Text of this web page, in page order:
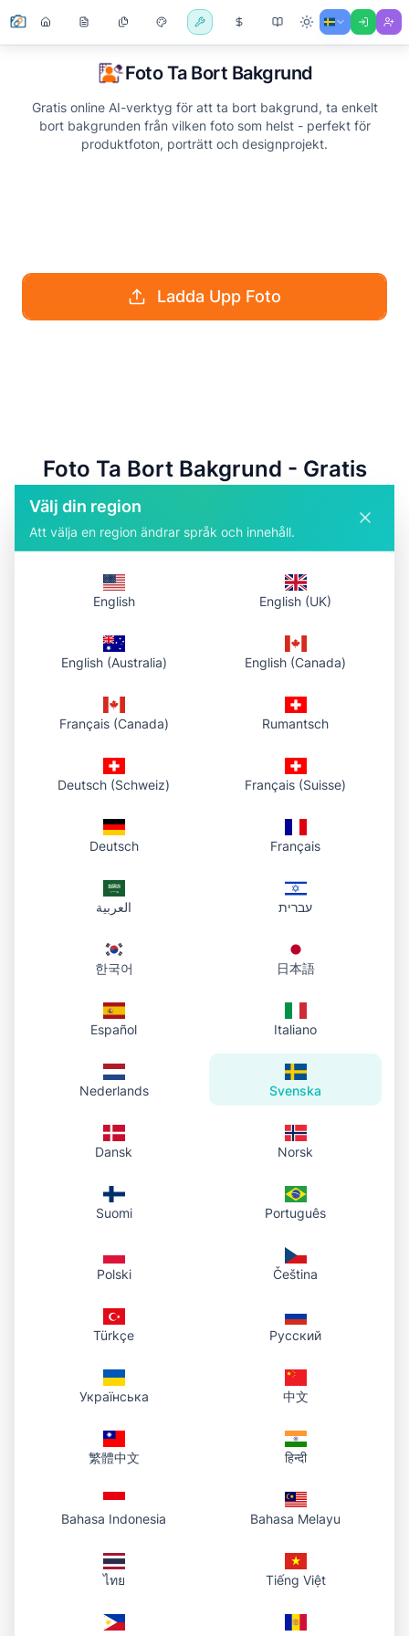
Foto Ta Bort Bakgrund
Gratis online AI-verktyg för att ta bort bakgrund, ta enkelt
bort bakgrunden från vilken foto som helst - perfekt för
produktfoton, porträtt och designprojekt.
Ladda Upp Foto
Foto Ta Bort Bakgrund - Gratis
Online AI Bakgrundsborttagare
Foto Ta Bort Bakgrund är ett gratis online AI-drivet verktyg
genomskinliga PNG-bilder direkt med vår avancerade
bakgrundsborttagningsteknologi. Perfekt för produktfoton,
krävs - ladda upp, bearbeta och ladda ner på sekunder.
Välj din region
Att välja en region ändrar språk och innehåll.
English English (UK)
English (Australia) English (Canada)
Français (Canada) Rumantsch
Deutsch (Schweiz) Français (Suisse)
Deutsch Français
العربية עברית
한국어 日本語
Español Italiano
Nederlands Svenska
Dansk Norsk
Suomi Português
Polski Čeština
Türkçe Русский
Українська 中文
繁體中文 हिन्दी
Bahasa Indonesia Bahasa Melayu
ไทย Tiếng Việt